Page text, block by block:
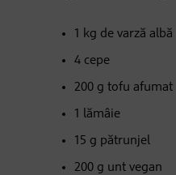
1 kg de varză albă
4 cepe
200 g tofu afumat
1 lămâie
15 g pătrunjel
200 g unt vegan